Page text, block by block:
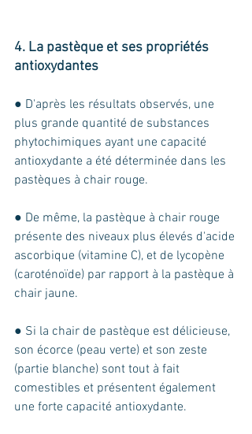
4. La pastèque et ses propriétés
antioxydantes
● D'après les résultats observés, une
plus grande quantité de substances
phytochimiques ayant une capacité
antioxydante a été déterminée dans les
pastèques à chair rouge.
● De même, la pastèque à chair rouge
présente des niveaux plus élevés d'acide
ascorbique (vitamine C), et de lycopène
(caroténoïde) par rapport à la pastèque à
chair jaune.
● Si la chair de pastèque est délicieuse,
son écorce (peau verte) et son zeste
(partie blanche) sont tout à fait
comestibles et présentent également
une forte capacité antioxydante.